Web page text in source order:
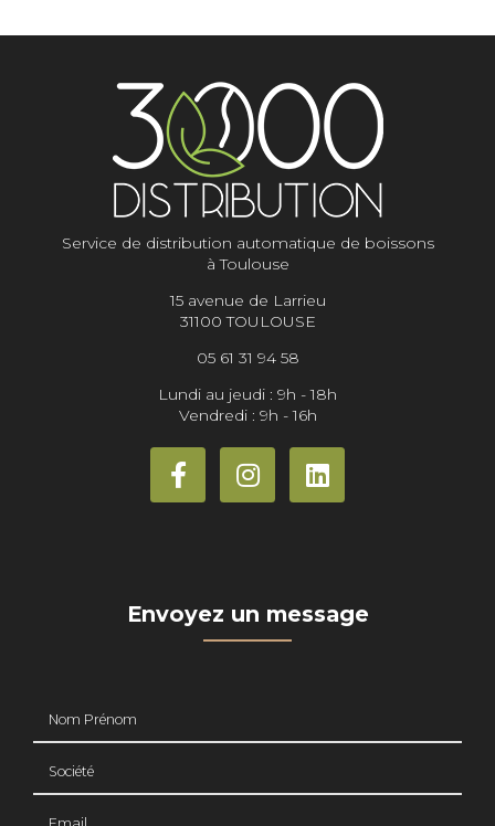
Service de distribution automatique de boissons
à Toulouse
15 avenue de Larrieu
31100 TOULOUSE
05 61 31 94 58
Lundi au jeudi : 9h - 18h
Vendredi : 9h - 16h
Envoyez un message